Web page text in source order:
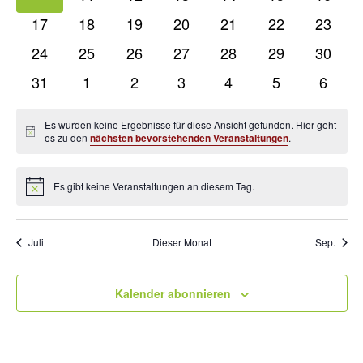
Veranstaltungen
Veranstaltungen
Veranstaltungen
Veranstaltungen
Veranstaltungen
0
Veranstaltungen
17
0
Veranstaltungen
18
0
Veranstaltungen
19
0
Veranstaltungen
20
0
Veranstaltungen
21
0
22
0
23
0
Veranstaltungen
24
0
Veranstaltungen
25
0
Veranstaltungen
26
0
Veranstaltungen
27
0
Veranstaltungen
28
0
29
0
30
0
31
0
1
0
2
0
3
0
4
0
5
0
6
Hinweis
Es wurden keine Ergebnisse für diese Ansicht gefunden. Hier geht
es zu dennächsten bevorstehenden Veranstaltungen.
HinweisEs gibt keine Veranstaltungen an diesem Tag.
Juli Dieser Monat Sep.
Kalender abonnieren